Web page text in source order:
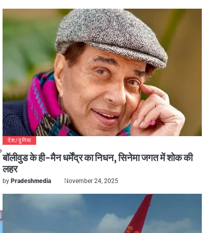
देश/दुनिया
बॉलीवुड के ही-मैन धर्मेंद्र का निधन, सिनेमा जगत में शोक की
लहर
by Pradeshmedia November 24, 2025